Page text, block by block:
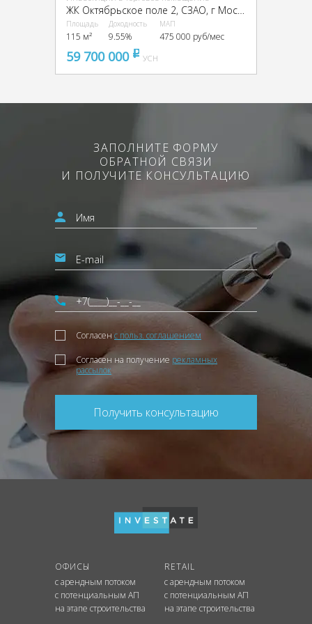
ЖК Октябрьское поле 2, CЗАО, г Москва, Берзарина ул., 30к4.2
Площадь
115 м²
Доходность
9.55%
МАП
475 000 руб/мес
59 700 000 pуб
УСН
ЗАПОЛНИТЕ ФОРМУ
ОБРАТНОЙ СВЯЗИ
И ПОЛУЧИТЕ КОНСУЛЬТАЦИЮ
Согласен с польз. соглашением
Согласен на получение рекламных
рассылок
Получить консультацию
ОФИСЫ
с арендным потоком
с потенциальным АП
на этапе строительства
RETAIL
с арендным потоком
с потенциальным АП
на этапе строительства